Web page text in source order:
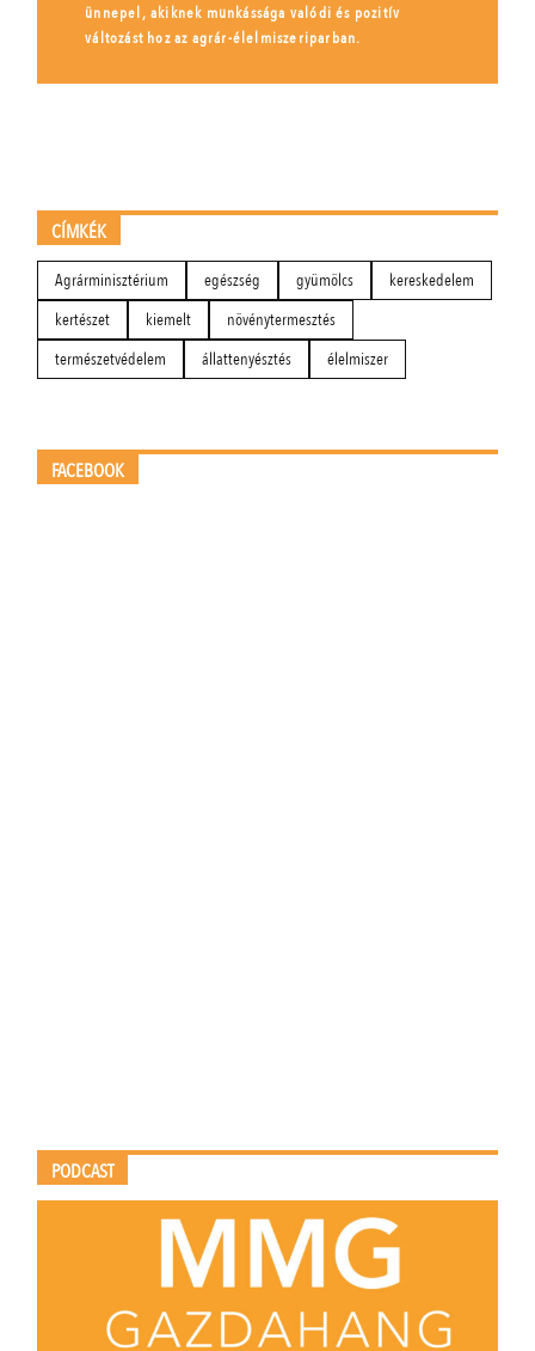
ünnepel, akiknek munkássága valódi és pozitív
változást hoz az agrár-élelmiszeriparban.
CÍMKÉK
Agrárminisztérium egészség gyümölcs
kereskedelem
kertészet
kiemelt
növénytermesztés
természetvédelem
állattenyésztés élelmiszer
FACEBOOK
PODCAST